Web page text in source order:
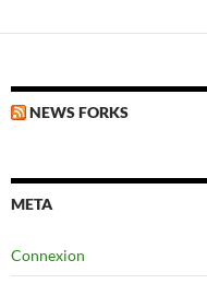
NEWS FORKS
META
Connexion